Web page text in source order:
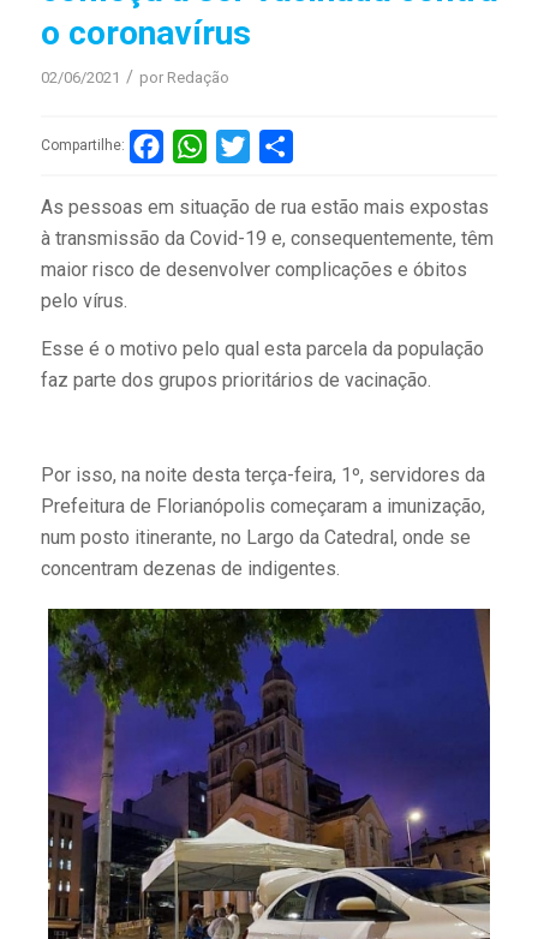
o coronavírus
02/06/2021 / por Redação
Compartilhe: FacebookWhatsApp
Twitter
As pessoas em situação de rua estão mais expostas
à transmissão da Covid-19 e, consequentemente, têm
maior risco de desenvolver complicações e óbitos
pelo vírus.
Esse é o motivo pelo qual esta parcela da população
faz parte dos grupos prioritários de vacinação.
Por isso, na noite desta terça-feira, 1º, servidores da
Prefeitura de Florianópolis começaram a imunização,
num posto itinerante, no Largo da Catedral, onde se
concentram dezenas de indigentes.